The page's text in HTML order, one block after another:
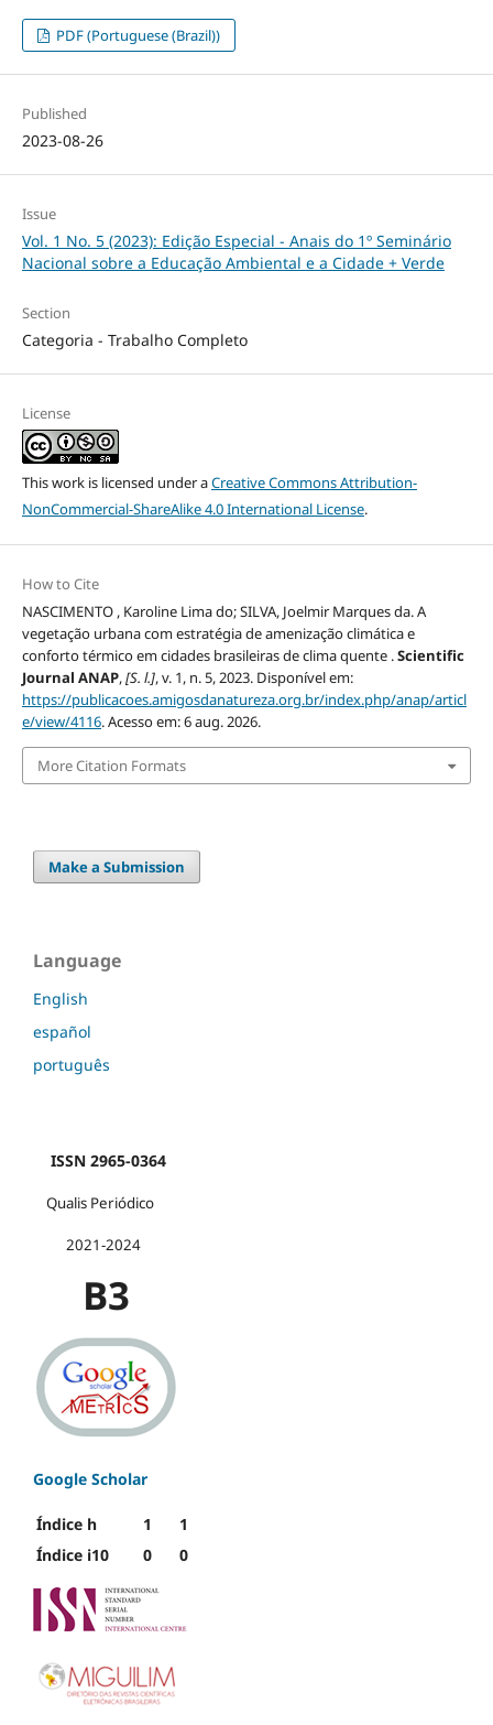
PDF (Portuguese (Brazil))
Published
2023-08-26
Issue
Vol. 1 No. 5 (2023): Edição Especial - Anais do 1º Seminário
Nacional sobre a Educação Ambiental e a Cidade + Verde
Section
Categoria - Trabalho Completo
License
This work is licensed under aCreative Commons Attribution-
NonCommercial-ShareAlike 4.0 International License.
How to Cite
NASCIMENTO , Karoline Lima do; SILVA, Joelmir Marques da. A
vegetação urbana com estratégia de amenização climática e
conforto térmico em cidades brasileiras de clima quente .Scientific
Journal ANAP,[S. l.], v. 1, n. 5, 2023. Disponível em:
https://publicacoes.amigosdanatureza.org.br/index.php/anap/articl
e/view/4116. Acesso em: 6 aug. 2026.
More Citation Formats
Make a Submission
Language
English
español
português
ISSN 2965-0364
Qualis Periódico
2021-2024
B3
Google Scholar
Índice h 1
1
Índice i10
0 0